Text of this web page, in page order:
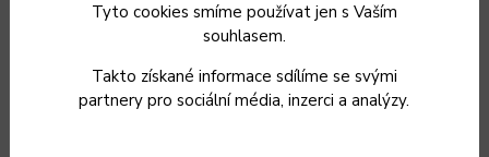
Tyto cookies smíme používat jen s Vaším
souhlasem.
Takto získané informace sdílíme se svými
partnery pro sociální média, inzerci a analýzy.
ošetřit olejem. Doporučuje se typ
olejů, které se používají k péči o
dřevěná servírovací a krájecí prkýnka.